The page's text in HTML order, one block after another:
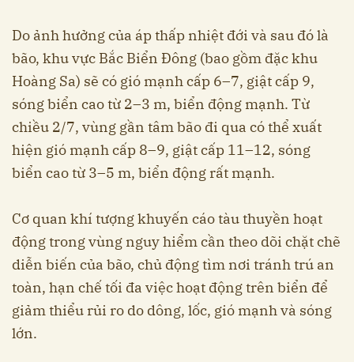
Do ảnh hưởng của áp thấp nhiệt đới và sau đó là
bão, khu vực Bắc Biển Đông (bao gồm đặc khu
Hoàng Sa) sẽ có gió mạnh cấp 6–7, giật cấp 9,
sóng biển cao từ 2–3 m, biển động mạnh. Từ
chiều 2/7, vùng gần tâm bão đi qua có thể xuất
hiện gió mạnh cấp 8–9, giật cấp 11–12, sóng
biển cao từ 3–5 m, biển động rất mạnh.
Cơ quan khí tượng khuyến cáo tàu thuyền hoạt
động trong vùng nguy hiểm cần theo dõi chặt chẽ
diễn biến của bão, chủ động tìm nơi tránh trú an
toàn, hạn chế tối đa việc hoạt động trên biển để
giảm thiểu rủi ro do dông, lốc, gió mạnh và sóng
lớn.